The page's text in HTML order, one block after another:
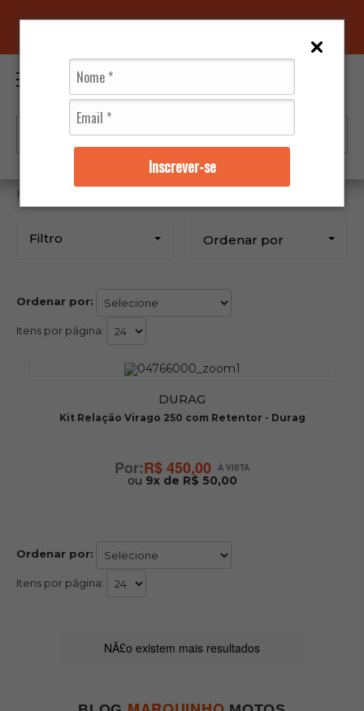
Inscrever-se
Filtro Ordenar por
Ordenar por:
Itens por página:
DURAG
Kit Relação Virago 250 com Retentor - Durag
R$ 450,00
ou 9x de R$ 50,00
Ordenar por:
Itens por página:
NÃ£o existem mais resultados